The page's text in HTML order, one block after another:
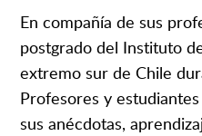
En compañía de sus
postgrado del Instituto
extremo sur de Chile
Profesores y
sus anécdotas,